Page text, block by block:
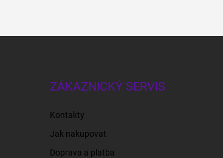
ZÁKAZNICKÝ SERVIS
Kontakty
Jak nakupovat
Doprava a platba